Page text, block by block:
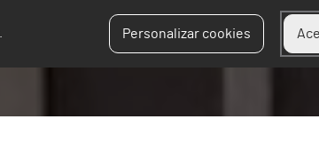
. Personalizar cookies